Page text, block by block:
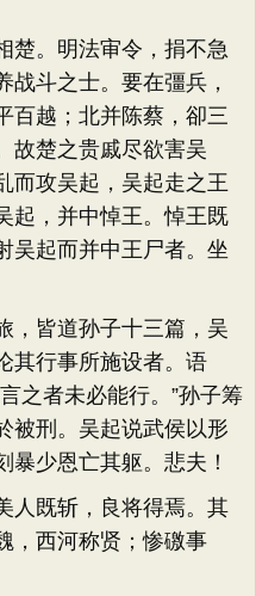
。明法审令，捐不急
战斗之士。要在彊兵，
百越；北并陈蔡，卻三
故楚之贵戚尽欲害吴
而攻吴起，吴起走之王
起，并中悼王。悼王既
吴起而并中王尸者。坐
皆道孙子十三篇，吴
其行事所施设者。语
之者未必能行。”孙子筹
被刑。吴起说武侯以形
暴少恩亡其躯。悲夫！
既斩，良将得焉。其
，西河称贤；惨礉事